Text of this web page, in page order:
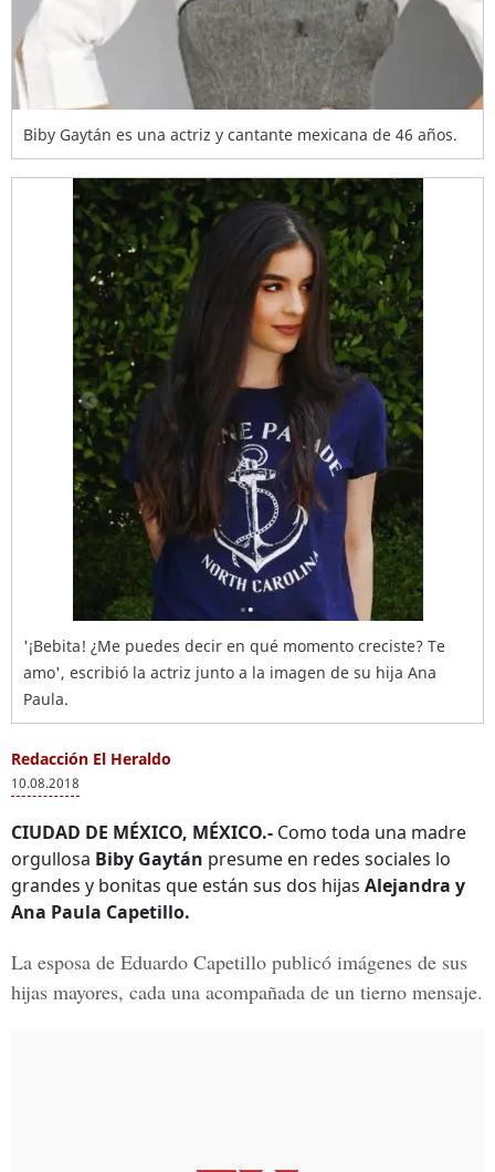
Biby Gaytán es una actriz y cantante mexicana de 46 años.
'¡Bebita! ¿Me puedes decir en qué momento creciste? Te
amo', escribió la actriz junto a la imagen de su hija Ana
Paula.
Redacción El Heraldo
10.08.2018
CIUDAD DE MÉXICO, MÉXICO.- Como toda una madre
orgullosa Biby Gaytán presume en redes sociales lo
grandes y bonitas que están sus dos hijas Alejandra y
Ana Paula Capetillo.
La esposa de Eduardo Capetillo publicó imágenes de sus
hijas mayores, cada una acompañada de un tierno mensaje.